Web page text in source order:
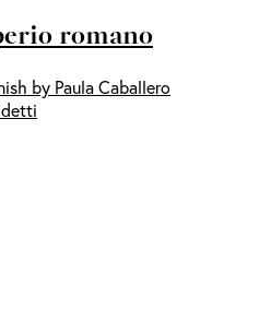
romano
by Paula Caballero